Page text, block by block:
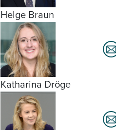
Helge Braun
Katharina Dröge